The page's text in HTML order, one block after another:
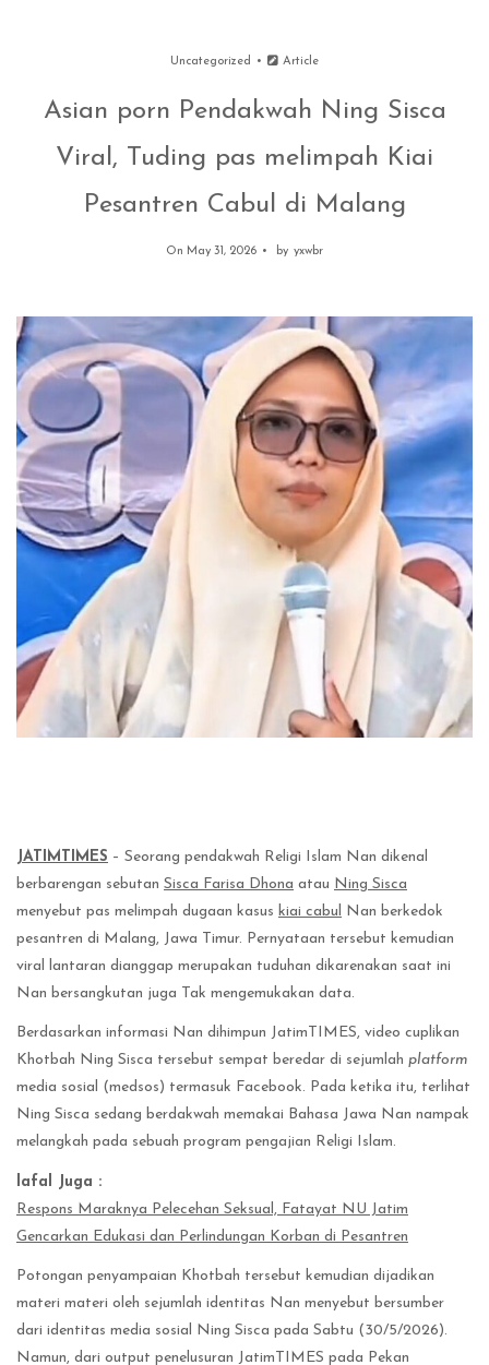
Uncategorized Article
Asian porn Pendakwah Ning Sisca
Viral, Tuding pas melimpah Kiai
Pesantren Cabul di Malang
On May 31, 2026 by yxwbr
JATIMTIMES – Seorang pendakwah Religi Islam Nan dikenal
berbarengan sebutan Sisca Farisa Dhona atau Ning Sisca
menyebut pas melimpah dugaan kasus kiai cabul Nan berkedok
pesantren di Malang, Jawa Timur. Pernyataan tersebut kemudian
viral lantaran dianggap merupakan tuduhan dikarenakan saat ini
Nan bersangkutan juga Tak mengemukakan data.
Berdasarkan informasi Nan dihimpun JatimTIMES, video cuplikan
Khotbah Ning Sisca tersebut sempat beredar di sejumlah platform
media sosial (medsos) termasuk Facebook. Pada ketika itu, terlihat
Ning Sisca sedang berdakwah memakai Bahasa Jawa Nan nampak
melangkah pada sebuah program pengajian Religi Islam.
lafal Juga :
Respons Maraknya Pelecehan Seksual, Fatayat NU Jatim
Gencarkan Edukasi dan Perlindungan Korban di Pesantren
Potongan penyampaian Khotbah tersebut kemudian dijadikan
materi materi oleh sejumlah identitas Nan menyebut bersumber
dari identitas media sosial Ning Sisca pada Sabtu (30/5/2026).
Namun, dari output penelusuran JatimTIMES pada Pekan